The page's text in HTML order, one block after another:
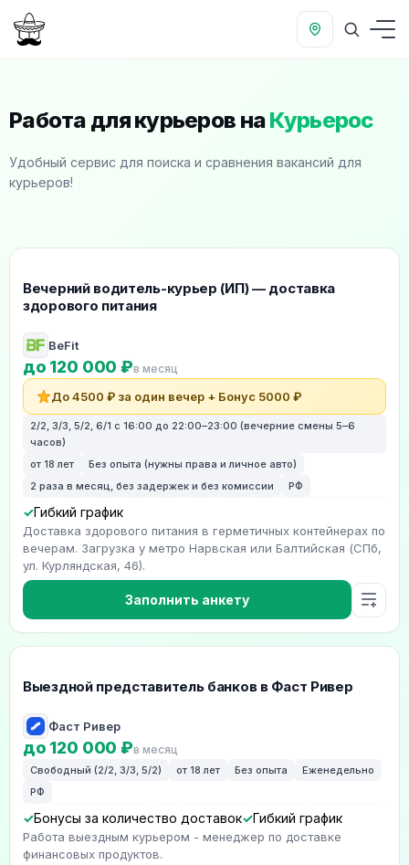
Работа для курьеров наКурьерос
Удобный сервис для поиска и сравнения вакансий для
курьеров!
Рекомендуемые вакансии для курьеров
Вечерний водитель-курьер (ИП) — доставка
здорового питания
BeFit
до 120 000 ₽в месяц
До 4500 ₽ за один вечер + Бонус 5000 ₽
2/2, 3/3, 5/2, 6/1 с 16:00 до 22:00–23:00 (вечерние смены 5–6
часов)
от 18 лет
Без опыта (нужны права и личное авто)
2 раза в месяц, без задержек и без комиссии
РФ
Гибкий график
Доставка здорового питания в герметичных контейнерах по
вечерам. Загрузка у метро Нарвская или Балтийская (СПб,
ул. Курляндская, 46).
Заполнить анкету
Выездной представитель банков в Фаст Ривер
Фаст Ривер
до 120 000 ₽в месяц
Свободный (2/2, 3/3, 5/2) от 18 лет Без опыта
Еженедельно
РФ
Бонусы за количество доставок Гибкий график
Работа выездным курьером - менеджер по доставке
финансовых продуктов.